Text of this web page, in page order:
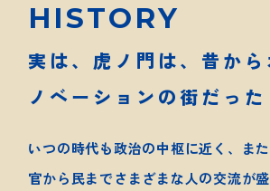
HISTORY
実は、虎ノ門は、昔から
ノベーションの街だった
いつの時代も政治の中枢に近く、また
官から民までさまざまな人の交流が